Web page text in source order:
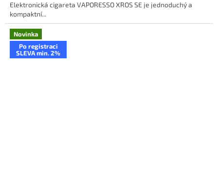
Elektronická cigareta VAPORESSO XROS SE je jednoduchý a
kompaktní...
Novinka
Po registraci
SLEVA min. 2%